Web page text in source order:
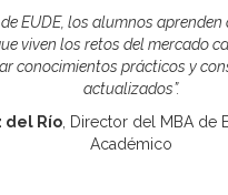
de EUDE, los alumnos
viven los retos del mercado
conocimientos prácticos y
actualizados”.
del Río, Director del MBA de
Académico